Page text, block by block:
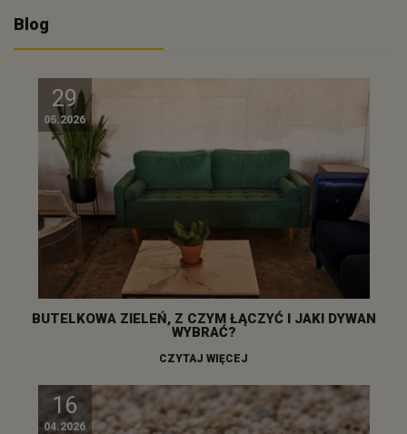
Blog
29
05.2026
BUTELKOWA ZIELEŃ, Z CZYM ŁĄCZYĆ I JAKI DYWAN
WYBRAĆ?
CZYTAJ WIĘCEJ
16
04.2026